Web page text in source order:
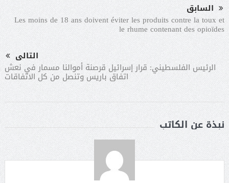
السابق
Les moins de 18 ans doivent éviter les produits contre la toux et
le rhume contenant des opioïdes
التالى
الرئيس الفلسطيني: قرار إسرائيل قرصنة أموالنا مسمار في نعش
اتفاق باريس وتنصل من كل الاتفاقات
نبذة عن الكاتب